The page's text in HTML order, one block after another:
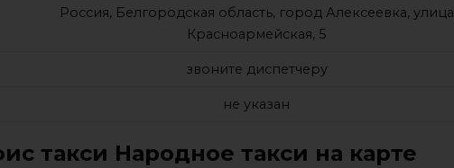
Россия, Белгородская область, город Алексеевка, улица
Красноармейская, 5
звоните диспетчеру
не указан
такси Народное такси на карте